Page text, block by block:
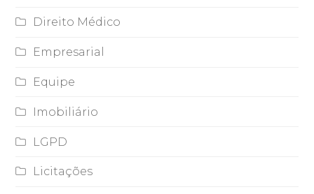
Direito Médico
Empresarial
Equipe
Imobiliário
LGPD
Licitações